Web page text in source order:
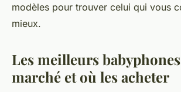
modèles pour trouver celui qui vous
mieux.
Les meilleurs
marché et où les acheter